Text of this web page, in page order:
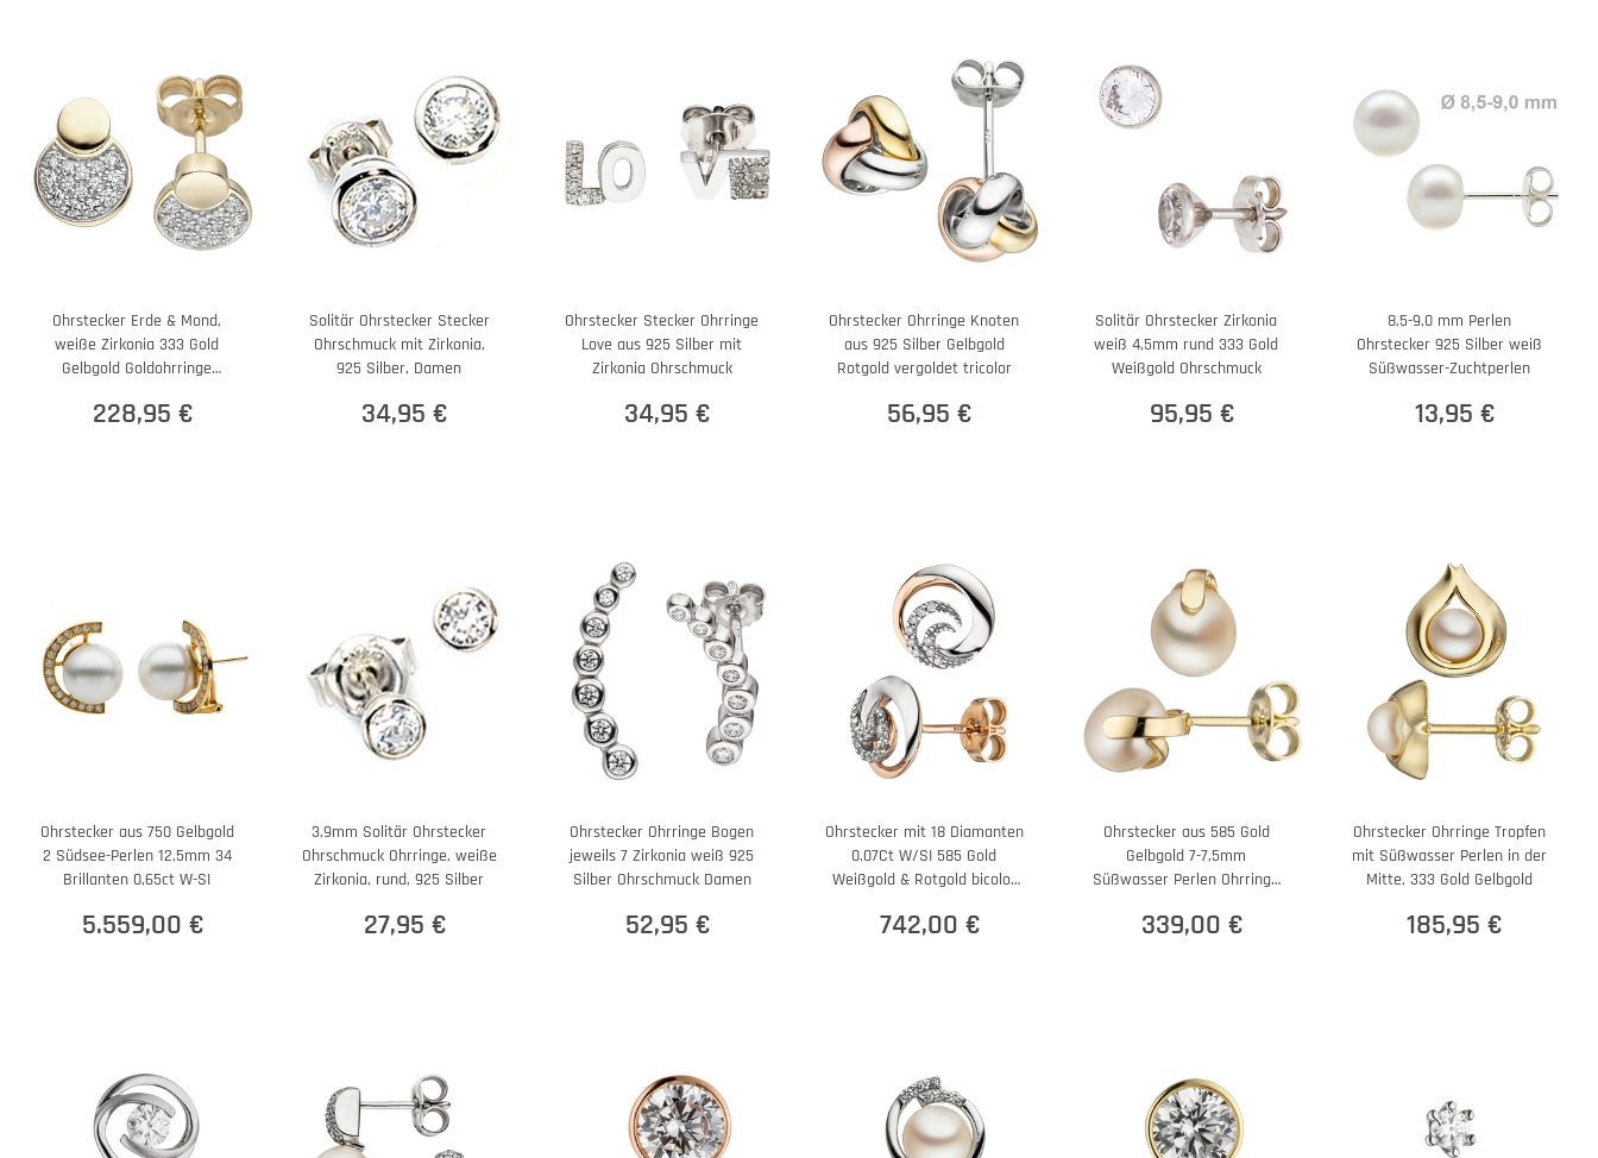
Ohrstecker Erde & Mond,
weiße Zirkonia 333 Gold
Gelbgold Goldohrringe
228,95 €
Solitär Ohrstecker Stecker
Ohrschmuck mit Zirkonia,
925 Silber, Damen
34,95 €
Ohrstecker Stecker Ohrringe
Love aus 925 Silber mit
Zirkonia Ohrschmuck
34,95 €
Ohrstecker Ohrringe Knoten
aus 925 Silber Gelbgold
Rotgold vergoldet tricolor
56,95 €
Solitär Ohrstecker Zirkonia
weiß 4,5mm rund 333 Gold
Weißgold Ohrschmuck
95,95 €
8,5-9,0 mm Perlen
Ohrstecker 925 Silber weiß
Süßwasser-Zuchtperlen
13,95 €
Ohrstecker aus 750 Gelbgold
2 Südsee-Perlen 12,5mm 34
Brillanten 0,65ct W-SI
5.559,00 €
3,9mm Solitär Ohrstecker
Ohrschmuck Ohrringe, weiße
Zirkonia, rund, 925 Silber
27,95 €
Ohrstecker Ohrringe Bogen
jeweils 7 Zirkonia weiß 925
Silber Ohrschmuck Damen
52,95 €
Ohrstecker mit 18 Diamanten
0.07Ct W/SI 585 Gold
Weißgold & Rotgold bicolor
742,00 €
Ohrstecker aus 585 Gold
Gelbgold 7-7,5mm
Süßwasser Perlen Ohrringe
339,00 €
Ohrstecker Ohrringe Tropfen
mit Süßwasser Perlen in der
Mitte, 333 Gold Gelbgold
185,95 €